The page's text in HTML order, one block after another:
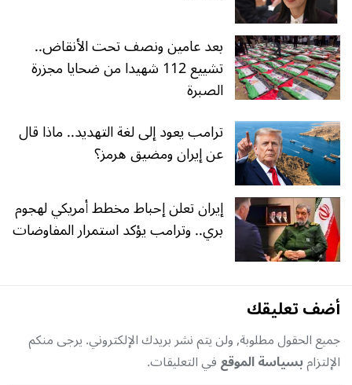
بعد عامين ونصف تحت الأنقاض..
تشييع 112 شهيدا من ضحايا مجزرة
الصبرة
ترامب يعود إلى لغة التهديد.. ماذا قال
عن إيران ومضيق هرمز؟
إيران تعلن إحباط مخطط أمريكي لهجوم
بري.. وترامب يؤكد استمرار المفاوضات
أضف تعليقك
جميع الحقول مطلوبة, ولن يتم نشر بريدك الإلكتروني. يرجى منكم
الإلتزامبسياسة الموقعفي التعليقات.